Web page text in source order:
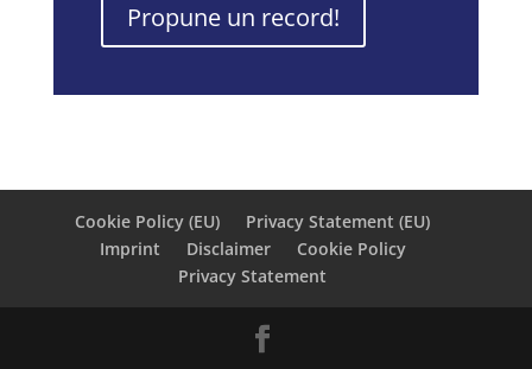
Propune un record!
Cookie Policy (EU)
Privacy Statement (EU)
Imprint
Disclaimer
Cookie Policy
Privacy Statement